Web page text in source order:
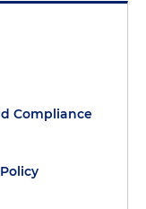
Compliance